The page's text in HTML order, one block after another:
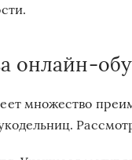
онлайн-
множество